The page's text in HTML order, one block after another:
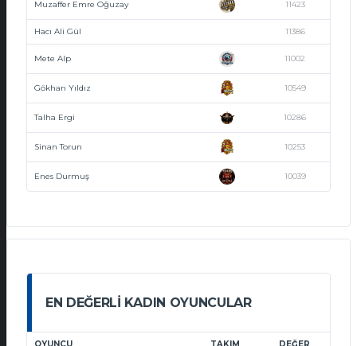
Muzaffer Emre Oğuzay 11423
Hacı Ali Gül 11386
Mete Alp 11002
Gökhan Yıldız 10549
Talha Ergi 10286
Sinan Torun 10253
Enes Durmuş 10039
EN DEĞERLI KADIN OYUNCULAR
OYUNCU TAKIM DEĞER